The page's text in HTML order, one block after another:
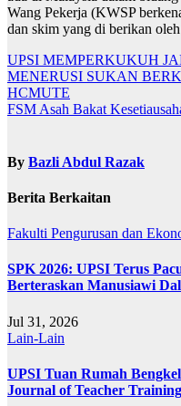
Wang Pekerja (KWSP
dan skim yang di berikan
Navigasi
kiriman
UPSI MEMPERKUKUH
MENERUSI SUKAN
HCMUTE
FSM Asah Bakat
By Bazli Abdul Razak
Berita Berkaitan
Fakulti Pengurusan dan
SPK 2026: UPSI Terus
Berteraskan Manusiawi
Jul 31, 2026
Lain-Lain
UPSI Tuan Rumah
Journal of Teacher